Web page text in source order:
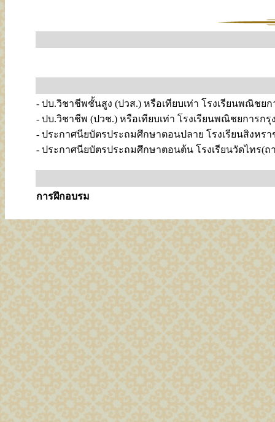
- ปบ.วิชาชีพชั้นสูง (ปวส.) หรือเทียบเท่า โรงเรียนพณิชยก
- ปบ.วิชาชีพ (ปวช.) หรือเทียบเท่า โรงเรียนพณิชยการกรุ
- ประกาศนียบัตรประถมศึกษาตอนปลาย โรงเรียนสิงหร
- ประกาศนียบัตรประถมศึกษาตอนต้น โรงเรียนวัดไทร(
การฝึกอบรม